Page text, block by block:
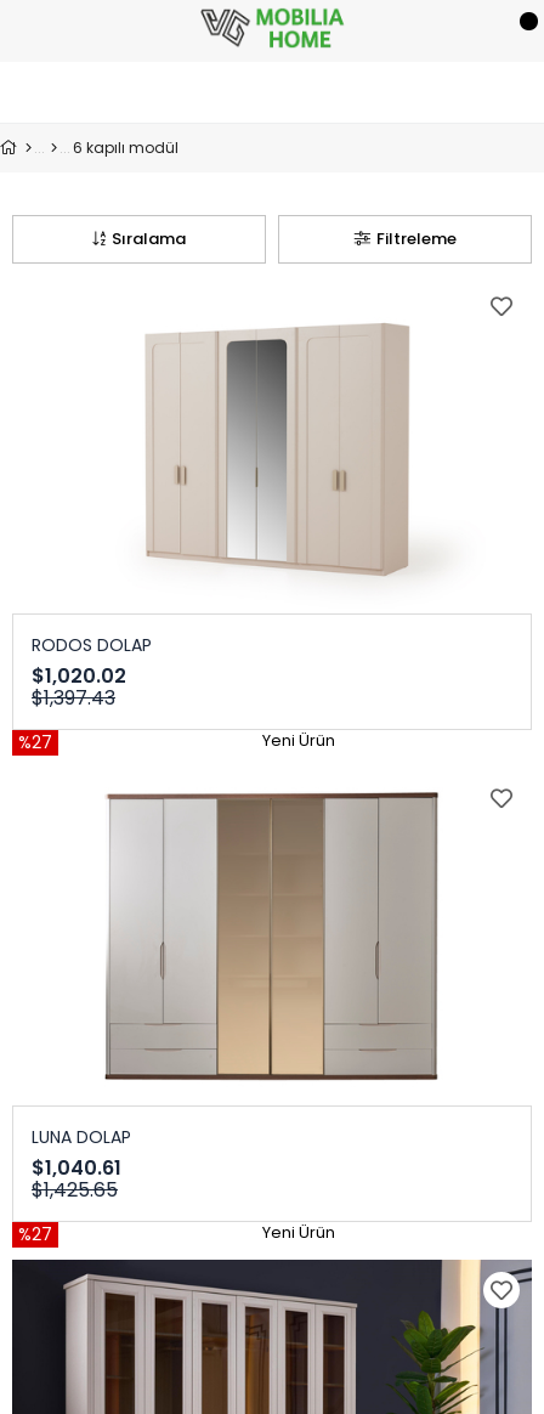
6 kapılı modül
Filtreleme
Sıralama
RODOS DOLAP
$1,020.02
$1,397.43
%27 Yeni Ürün
LUNA DOLAP
$1,040.61
$1,425.65
%27 Yeni Ürün